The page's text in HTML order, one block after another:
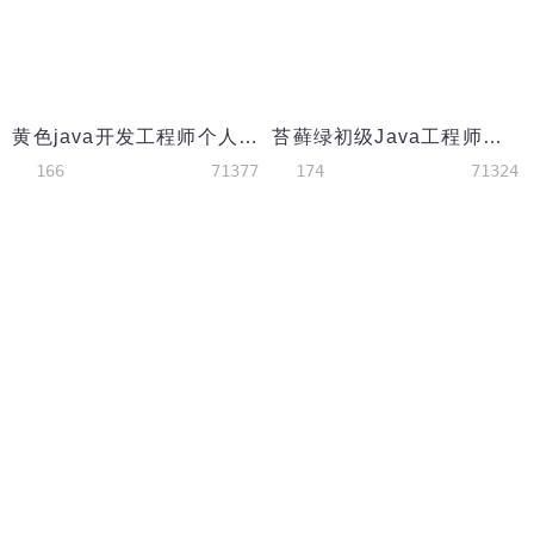
黄色java开发工程师个人简历模板
166 71377
苔藓绿初级Java工程师简历模板
174 71324